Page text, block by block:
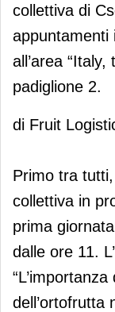
collettiva di
appuntamenti
all’area
padiglione 2.
di Fruit
Primo tra
collettiva in
prima
dalle ore 11.
dell’ortofrutta